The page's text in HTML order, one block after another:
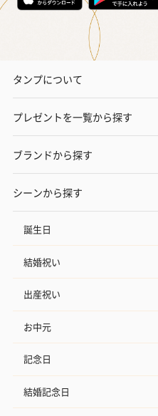
タンプについて
プレゼントを一覧から探す
ブランドから探す
シーンから探す
誕生日
結婚祝い
出産祝い
お中元
記念日
結婚記念日